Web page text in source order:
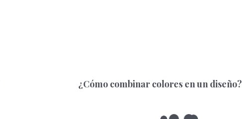
¿Cómo combinar colores en un diseño?